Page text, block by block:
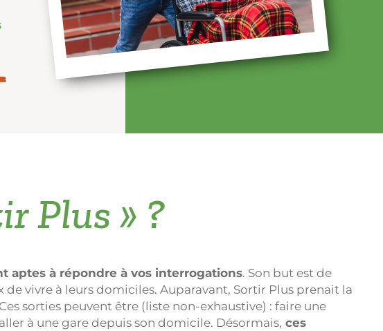
Plus » ?
aptes à répondre à vos interrogations. Son but est de
vivre à leurs domiciles. Auparavant, Sortir Plus prenait la
sorties peuvent être (liste non-exhaustive) : faire une
à une gare depuis son domicile. Désormais, ces